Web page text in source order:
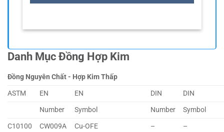
Danh Mục Đồng Hợp Kim
Đồng Nguyên Chất - Hợp Kim Thấp
ASTM
EN EN DIN
DIN
Number
Symbol Number
Symbol
C10100
CW009A Cu-OFE –
–